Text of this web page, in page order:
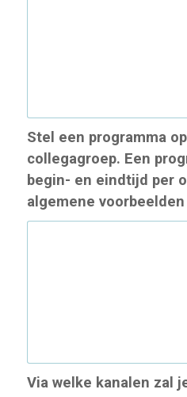
Stel een programma
collegagroep. Een
begin- en eindtijd per
algemene
Via welke kanalen zal